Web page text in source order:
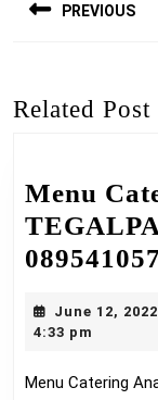
navigation
PREVIOUS
Related Post
Menu
June 12, 2022
4:33 pm
Menu Catering Anak Sekolah Di TEGALPANGGUNG